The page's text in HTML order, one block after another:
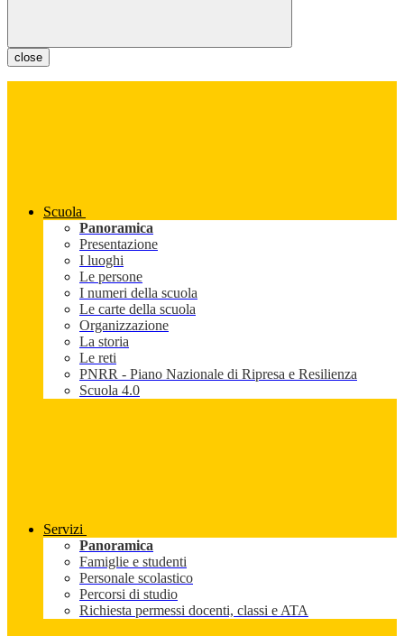
close
Scuola
Panoramica
Presentazione
I luoghi
Le persone
I numeri della scuola
Le carte della scuola
Organizzazione
La storia
Le reti
PNRR - Piano Nazionale di Ripresa e Resilienza
Scuola 4.0
Servizi
Panoramica
Famiglie e studenti
Personale scolastico
Percorsi di studio
Richiesta permessi docenti, classi e ATA